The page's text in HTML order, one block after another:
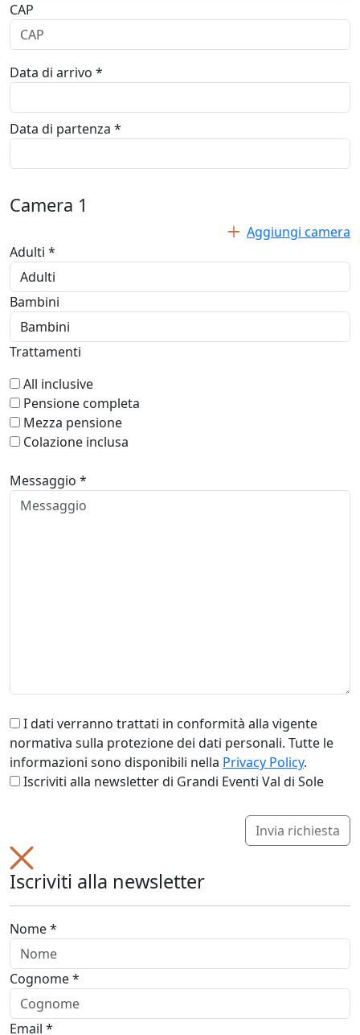
CAP
Data di arrivo *
Data di partenza *
Camera 1
Aggiungi camera
Adulti *
Bambini
Trattamenti
All inclusive
Pensione completa
Mezza pensione
Colazione inclusa
Messaggio *
I dati verranno trattati in conformità alla vigente
normativa sulla protezione dei dati personali. Tutte le
informazioni sono disponibili nella Privacy Policy.
Iscriviti alla newsletter di Grandi Eventi Val di Sole
Invia richiesta
Iscriviti alla newsletter
Nome *
Cognome *
Email *